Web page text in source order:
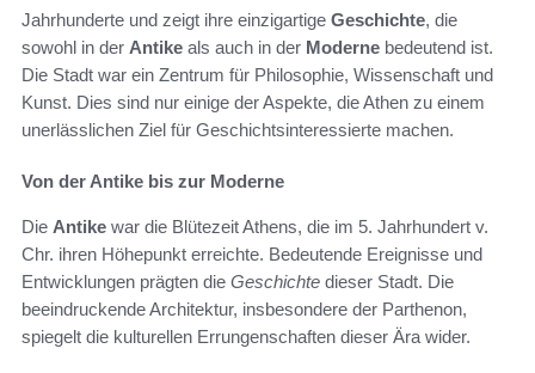
Jahrhunderte und zeigt ihre einzigartige Geschichte, die
sowohl in der Antike als auch in der Moderne bedeutend ist.
Die Stadt war ein Zentrum für Philosophie, Wissenschaft und
Kunst. Dies sind nur einige der Aspekte, die Athen zu einem
unerlässlichen Ziel für Geschichtsinteressierte machen.
Von der Antike bis zur Moderne
Die Antike war die Blütezeit Athens, die im 5. Jahrhundert v.
Chr. ihren Höhepunkt erreichte. Bedeutende Ereignisse und
Entwicklungen prägten die Geschichte dieser Stadt. Die
beeindruckende Architektur, insbesondere der Parthenon,
spiegelt die kulturellen Errungenschaften dieser Ära wider.